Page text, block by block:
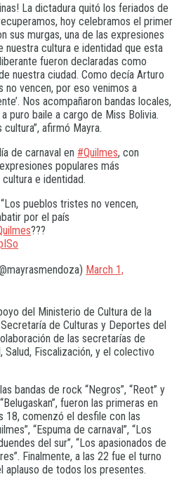
La dictadura quitó los feriados de
hoy celebramos el primer
sus murgas, una de las expresiones
nuestra cultura e identidad que esta
fueron declaradas como
nuestra ciudad. Como decía Arturo
no vencen, por eso venimos a
Nos acompañaron bandas locales,
puro baile a cargo de Miss Bolivia.
afirmó Mayra.
de carnaval en #Quilmes, con
populares más
e identidad.
pueblos tristes no vencen,
por el país
???
March 1,
del Ministerio de Cultura de la
de Culturas y Deportes del
de las secretarías de
Salud, Fiscalización, y el colectivo
bandas de rock “Negros”, “Reot” y
fueron las primeras en
18, comenzó el desfile con las
“Espuma de carnaval”, “Los
del sur”, “Los apasionados de
Finalmente, a las 22 fue el turno
aplauso de todos los presentes.